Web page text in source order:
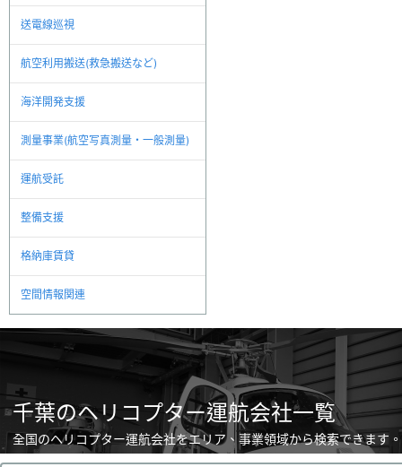
送電線巡視
航空利用搬送(救急搬送など)
海洋開発支援
測量事業(航空写真測量・一般測量)
運航受託
整備支援
格納庫賃貸
空間情報関連
千葉のヘリコプター運航会社一覧
全国のヘリコプター運航会社をエリア、事業領域から検索できます。